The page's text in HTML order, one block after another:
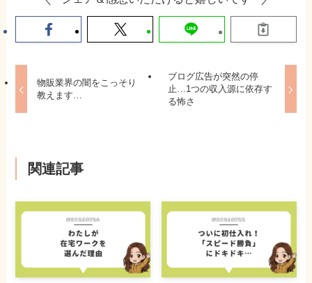
物販業界の闇をこっそり
教えます…
ブログ広告が突然の停
止…1つの収入源に依存す
る怖さ
関連記事